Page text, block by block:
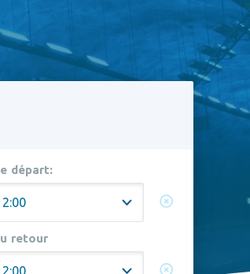
départ:
retour